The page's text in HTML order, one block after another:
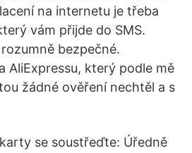
na internetu je třeba
vám přijde do SMS.
bezpečné.
AliExpressu, který podle mě
žádné ověření nechtěl a s
se soustřeďte: Úředně